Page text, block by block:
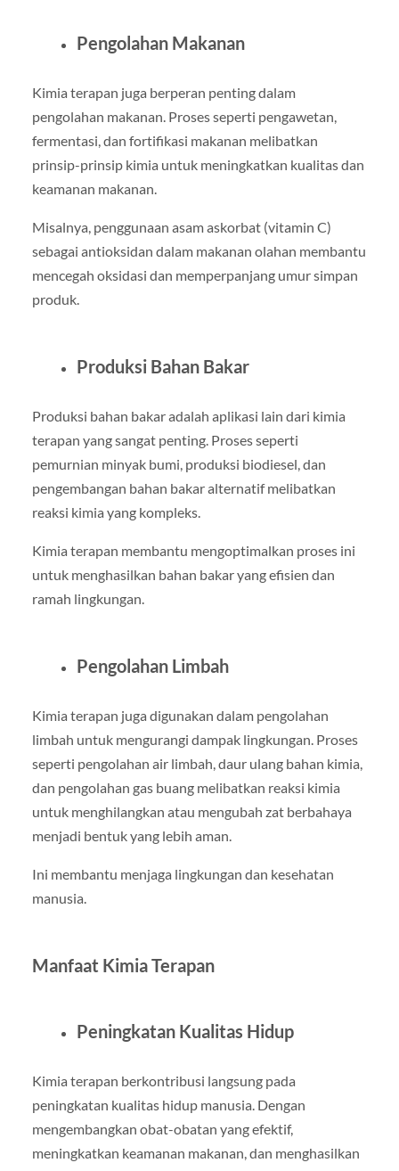
Pengolahan Makanan
Kimia terapan juga berperan penting dalam
pengolahan makanan. Proses seperti pengawetan,
fermentasi, dan fortifikasi makanan melibatkan
prinsip-prinsip kimia untuk meningkatkan kualitas dan
keamanan makanan.
Misalnya, penggunaan asam askorbat (vitamin C)
sebagai antioksidan dalam makanan olahan membantu
mencegah oksidasi dan memperpanjang umur simpan
produk.
Produksi Bahan Bakar
Produksi bahan bakar adalah aplikasi lain dari kimia
terapan yang sangat penting. Proses seperti
pemurnian minyak bumi, produksi biodiesel, dan
pengembangan bahan bakar alternatif melibatkan
reaksi kimia yang kompleks.
Kimia terapan membantu mengoptimalkan proses ini
untuk menghasilkan bahan bakar yang efisien dan
ramah lingkungan.
Pengolahan Limbah
Kimia terapan juga digunakan dalam pengolahan
limbah untuk mengurangi dampak lingkungan. Proses
seperti pengolahan air limbah, daur ulang bahan kimia,
dan pengolahan gas buang melibatkan reaksi kimia
untuk menghilangkan atau mengubah zat berbahaya
menjadi bentuk yang lebih aman.
Ini membantu menjaga lingkungan dan kesehatan
manusia.
Manfaat Kimia Terapan
Peningkatan Kualitas Hidup
Kimia terapan berkontribusi langsung pada
peningkatan kualitas hidup manusia. Dengan
mengembangkan obat-obatan yang efektif,
meningkatkan keamanan makanan, dan menghasilkan